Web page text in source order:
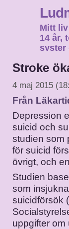
Mitt
14 år,
syster
Stroke
4 maj 2015
Från
Depression
suicid och
studien som
för suicid
övrigt, och
Studien
som
suicidförsök
uppgifter om